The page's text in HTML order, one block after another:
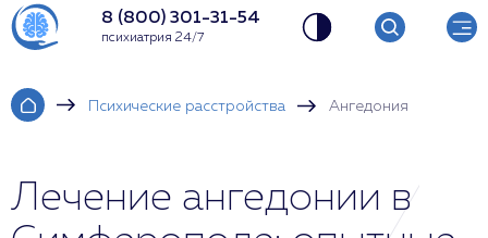
8 (800) 301-31-54
психиатрия 24/7
Психические расстройства Ангедония
Лечение ангедонии в